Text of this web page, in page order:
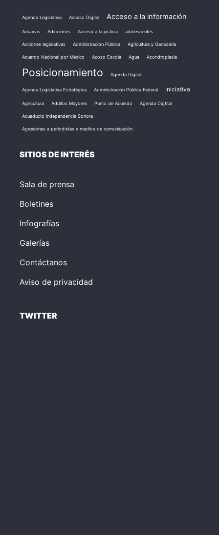
Agenda Legislativa Acceso Digital Acceso a la información
Aduanas Adicciones Acceso a la justicia adolescentes
Acciones legislativas Administración Pública Agricultura y Ganadería
Acuerdo Nacional por México Acoso Escola Agua Acondroplasia
Posicionamiento Agenda Digital
Agenda Legislativa Estratégica Administración Pública Federal Iniciativa
Agricultura Adultos Mayores Punto de Acuerdo Agenda Digtital
Acueducto Independencia Sonora
Agresiones a periodistas y medios de comunicación
SITIOS DE INTERÉS
Sala de prensa
Boletines
Infografías
Galerías
Contáctanos
Aviso de privacidad
TWITTER